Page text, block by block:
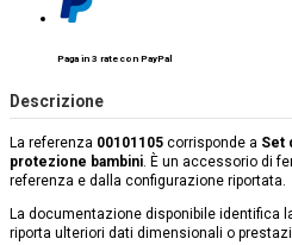
Paga in 3 rate con PayPal
Descrizione
La referenza 00101105 corrisponde a Set
protezione bambini. È un accessorio di
referenza e dalla configurazione riportata.
La documentazione disponibile identifica
riporta ulteriori dati dimensionali o